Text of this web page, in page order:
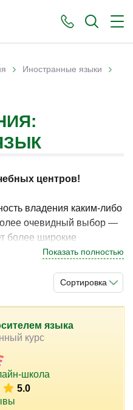
› Иностранные языки ›
центров!
владения каким-либо
очевидный выбор —
более широкие
туризма и просто
только школьной
Желательно
и
знаний. Отличным
языка будет
На них вам могут
в обучающую среду и
Показать полностью
Сортировка
языка
курс
школа
5.0